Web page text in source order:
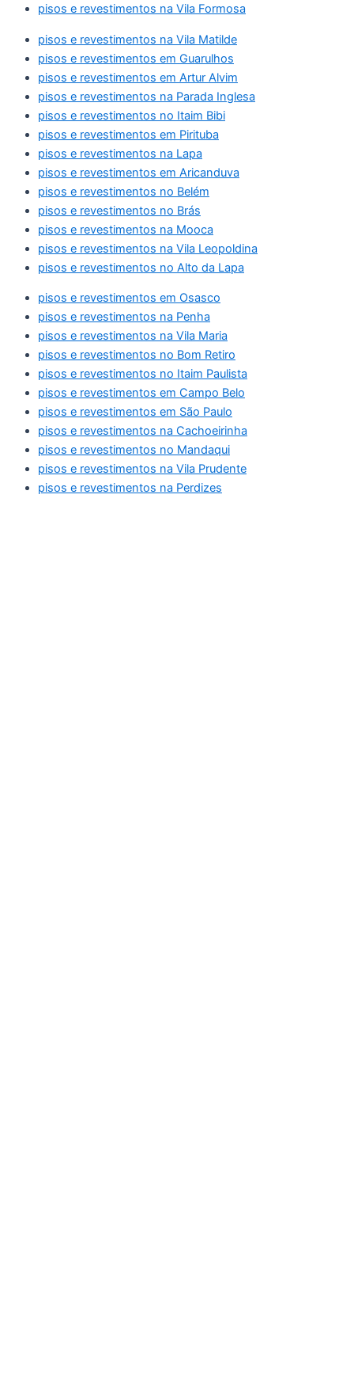
pisos e revestimentos na Vila Formosa
pisos e revestimentos na Vila Matilde
pisos e revestimentos em Guarulhos
pisos e revestimentos em Artur Alvim
pisos e revestimentos na Parada Inglesa
pisos e revestimentos no Itaim Bibi
pisos e revestimentos em Pirituba
pisos e revestimentos na Lapa
pisos e revestimentos em Aricanduva
pisos e revestimentos no Belém
pisos e revestimentos no Brás
pisos e revestimentos na Mooca
pisos e revestimentos na Vila Leopoldina
pisos e revestimentos no Alto da Lapa
pisos e revestimentos em Osasco
pisos e revestimentos na Penha
pisos e revestimentos na Vila Maria
pisos e revestimentos no Bom Retiro
pisos e revestimentos no Itaim Paulista
pisos e revestimentos em Campo Belo
pisos e revestimentos em São Paulo
pisos e revestimentos na Cachoeirinha
pisos e revestimentos no Mandaqui
pisos e revestimentos na Vila Prudente
pisos e revestimentos na Perdizes